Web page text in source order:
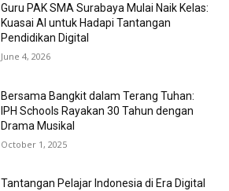
Guru PAK SMA Surabaya Mulai Naik Kelas:
Kuasai AI untuk Hadapi Tantangan
Pendidikan Digital
June 4, 2026
Bersama Bangkit dalam Terang Tuhan:
IPH Schools Rayakan 30 Tahun dengan
Drama Musikal
October 1, 2025
Tantangan Pelajar Indonesia di Era Digital